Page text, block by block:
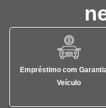
Empréstimo com
Veículo